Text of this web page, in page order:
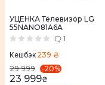
УЦЕНКА Телевизор LG
55NANO81A6A
1
Кешбэк 239 ₴
29 999
-20%
23 999₴